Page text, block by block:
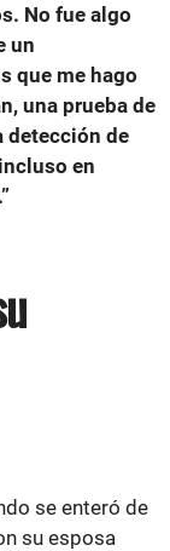
No fue algo
un
que me hago
una prueba de
detección de
en
se enteró de
su esposa